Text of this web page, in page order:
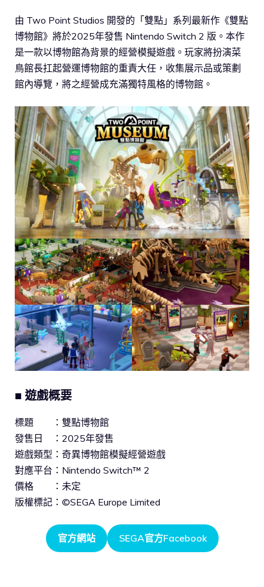
由 Two Point Studios 開發的「雙點」系列最新作《雙點
博物館》將於2025年發售 Nintendo Switch 2 版。本作
是一款以博物館為背景的經營模擬遊戲。玩家將扮演菜
鳥館長扛起營運博物館的重責大任，收集展示品或策劃
館內導覽，將之經營成充滿獨特風格的博物館。
■ 遊戲概要
標題 ：雙點博物館
發售日 ：2025年發售
遊戲類型：奇異博物館模擬經營遊戲
對應平台：Nintendo Switch™ 2
價格 ：未定
版權標記：©SEGA Europe Limited
官方網站 SEGA官方Facebook